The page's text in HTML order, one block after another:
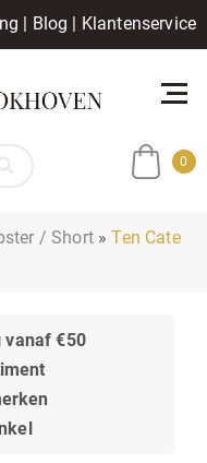
| Blog | Klantenservice
0
/ Short»Ten Cate
vanaf €50